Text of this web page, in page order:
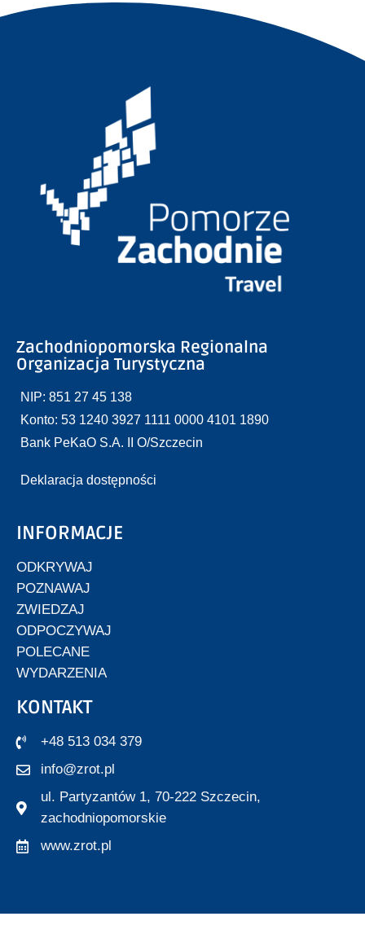
Zachodniopomorska Regionalna
Organizacja Turystyczna
NIP: 851 27 45 138
Konto: 53 1240 3927 1111 0000 4101 1890
Bank PeKaO S.A. II O/Szczecin
Deklaracja dostępności
INFORMACJE
ODKRYWAJ
POZNAWAJ
ZWIEDZAJ
ODPOCZYWAJ
POLECANE
WYDARZENIA
KONTAKT
+48 513 034 379
info@zrot.pl
ul. Partyzantów 1, 70-222 Szczecin,
zachodniopomorskie
www.zrot.pl